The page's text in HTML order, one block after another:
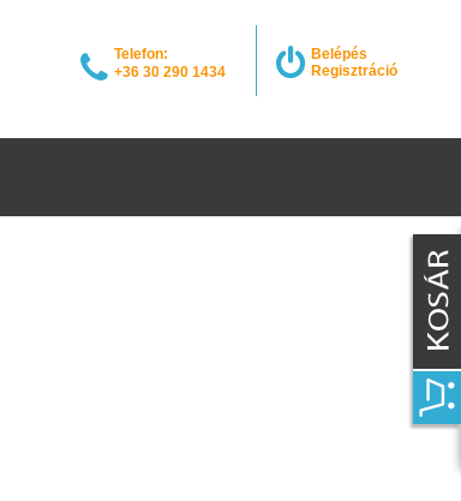
Belépés
Regisztráció
Telefon:
+36 30 290 1434